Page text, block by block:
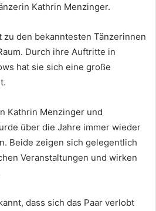
Kathrin Menzinger.
den bekanntesten Tänzerinnen
Durch ihre Auftritte in
hat sie sich eine große
Kathrin Menzinger und
über die Jahre immer wieder
Beide zeigen sich gelegentlich
Veranstaltungen und wirken
dass sich das Paar verlobt